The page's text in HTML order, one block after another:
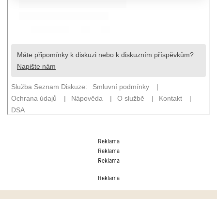
Reklama
Reklama
Reklama
Reklama